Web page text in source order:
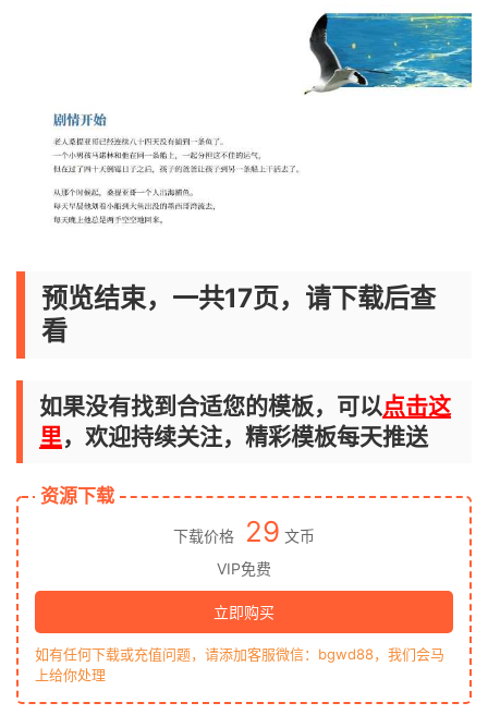
预览结束，一共17页，请下载后查
看
如果没有找到合适您的模板，可以点击这
里，欢迎持续关注，精彩模板每天推送
资源下载
下载价格 29 文币
VIP免费
立即购买
如有任何下载或充值问题，请添加客服微信：bgwd88，我们会马
上给你处理